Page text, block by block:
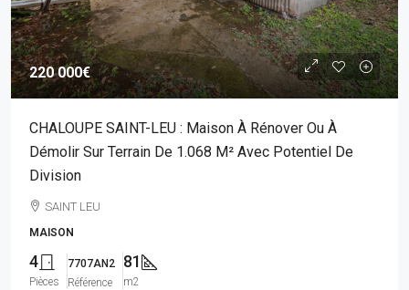
220 000€
CHALOUPE SAINT-LEU : Maison À Rénover Ou À
Démolir Sur Terrain De 1.068 M² Avec Potentiel De
Division
SAINT LEU
MAISON
4
Pièces
7707AN2
Référence
81
m2